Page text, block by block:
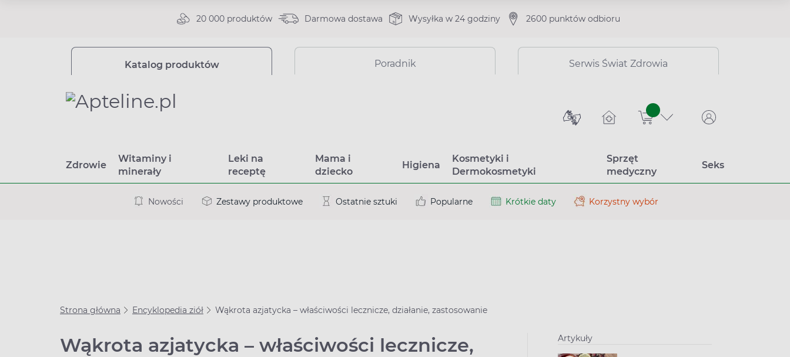
20 000 produktów Darmowa dostawa Wysyłka w 24 godziny 2600 punktów odbioru
Katalog produktów Poradnik Serwis Świat Zdrowia
sztuk
Zdrowie
Witaminy i
minerały
Leki na
receptę
Mama i
dziecko
Higiena
Kosmetyki i
Dermokosmetyki
Sprzęt
medyczny
Seks
Nowości Zestawy produktowe Ostatnie sztuki Popularne Krótkie daty Korzystny wybór
Strona główna Encyklopedia ziół Wąkrota azjatycka – właściwości lecznicze, działanie, zastosowanie
Wąkrota azjatycka – właściwości lecznicze,
Artykuły